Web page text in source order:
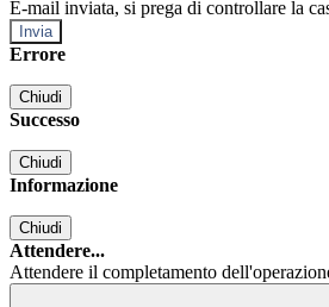
E-mail inviata, si prega di controllare la
Errore
Chiudi
Successo
Chiudi
Informazione
Chiudi
Attendere...
Attendere il completamento